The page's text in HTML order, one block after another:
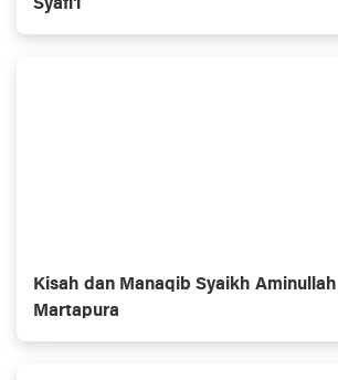
Syafi'i
Kisah dan Manaqib Syaikh
Martapura